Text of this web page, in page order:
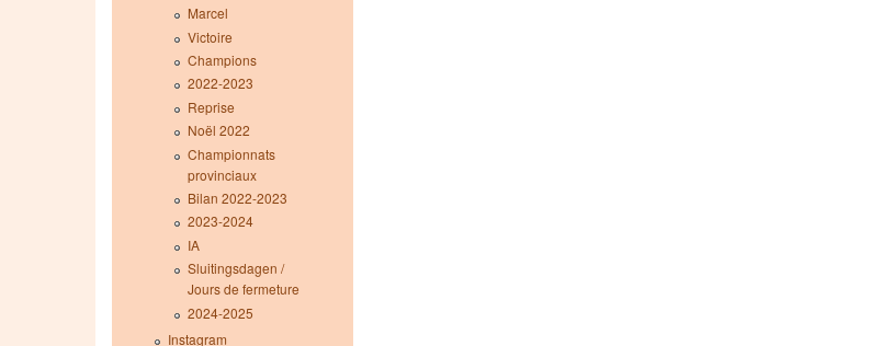
Marcel
Victoire
Champions
2022-2023
Reprise
Noël 2022
Championnats
provinciaux
Bilan 2022-2023
2023-2024
IA
Sluitingsdagen /
Jours de fermeture
2024-2025
Instagram